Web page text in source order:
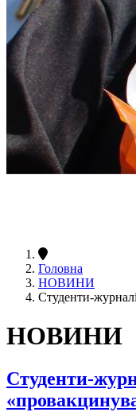
Головна
НОВИНИ
Студенти-
НОВИНИ
Студенти-